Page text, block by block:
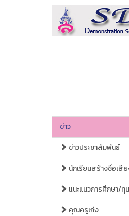
ข่าว
ข่าวประชาสัมพันธ์
นักเรียนสร้างชื่อเสี
แนะแนวการศึกษา/ทุ
คุณครูเก่ง